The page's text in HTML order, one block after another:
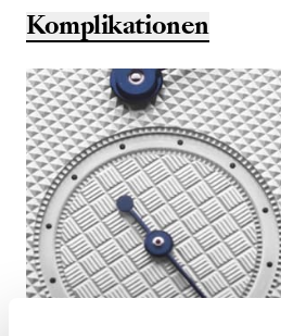
Komplikationen